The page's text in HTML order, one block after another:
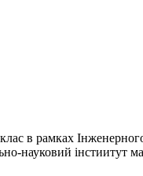
в рамках
науковий інстиитут